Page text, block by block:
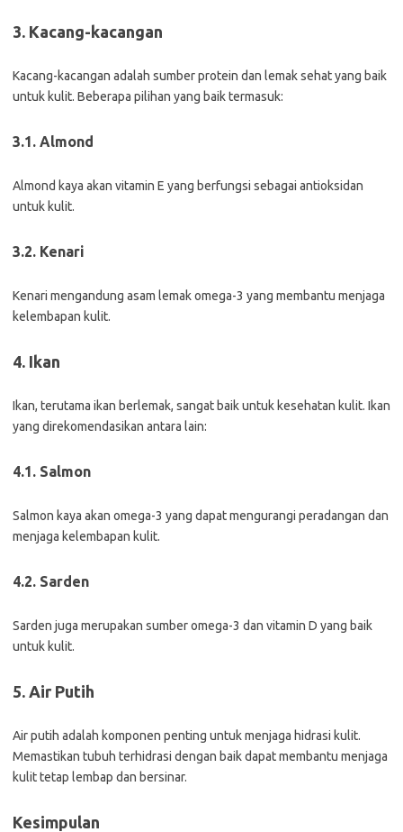
3. Kacang-kacangan
Kacang-kacangan adalah sumber protein dan lemak sehat yang baik
untuk kulit. Beberapa pilihan yang baik termasuk:
3.1. Almond
Almond kaya akan vitamin E yang berfungsi sebagai antioksidan
untuk kulit.
3.2. Kenari
Kenari mengandung asam lemak omega-3 yang membantu menjaga
kelembapan kulit.
4. Ikan
Ikan, terutama ikan berlemak, sangat baik untuk kesehatan kulit. Ikan
yang direkomendasikan antara lain:
4.1. Salmon
Salmon kaya akan omega-3 yang dapat mengurangi peradangan dan
menjaga kelembapan kulit.
4.2. Sarden
Sarden juga merupakan sumber omega-3 dan vitamin D yang baik
untuk kulit.
5. Air Putih
Air putih adalah komponen penting untuk menjaga hidrasi kulit.
Memastikan tubuh terhidrasi dengan baik dapat membantu menjaga
kulit tetap lembap dan bersinar.
Kesimpulan